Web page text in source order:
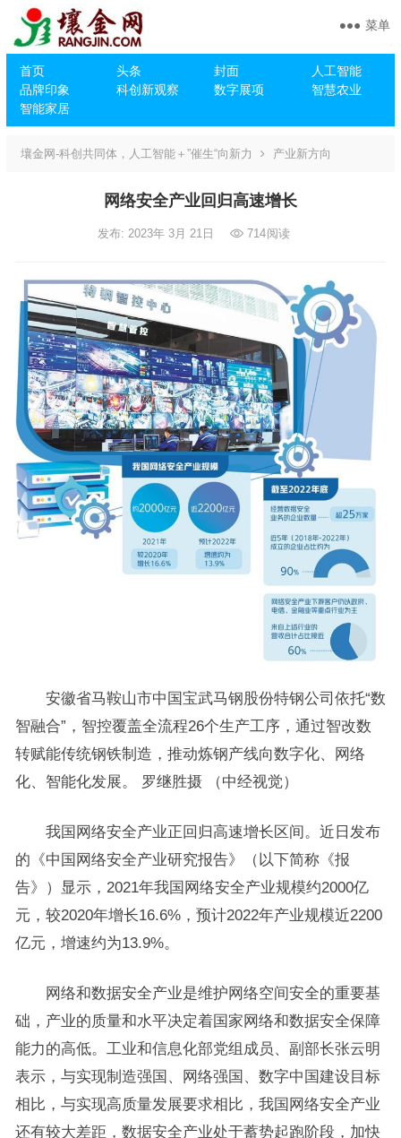
首页 头条 封面
人工智能
品牌印象
科创新观察 数字展项
智慧农业
智能家居
菜单
壤金网-科创共同体，人工智能＋”催生“向新力 产业新方向
网络安全产业回归高速增长
发布: 2023年 3月 21日 714阅读
安徽省马鞍山市中国宝武马钢股份特钢公司依托“数
智融合”，智控覆盖全流程26个生产工序，通过智改数
转赋能传统钢铁制造，推动炼钢产线向数字化、网络
化、智能化发展。 罗继胜摄 （中经视觉）
我国网络安全产业正回归高速增长区间。近日发布
的《中国网络安全产业研究报告》（以下简称《报
告》）显示，2021年我国网络安全产业规模约2000亿
元，较2020年增长16.6%，预计2022年产业规模近2200
亿元，增速约为13.9%。
网络和数据安全产业是维护网络空间安全的重要基
础，产业的质量和水平决定着国家网络和数据安全保障
能力的高低。工业和信息化部党组成员、副部长张云明
表示，与实现制造强国、网络强国、数字中国建设目标
相比，与实现高质量发展要求相比，我国网络安全产业
还有较大差距，数据安全产业处于蓄势起跑阶段，加快